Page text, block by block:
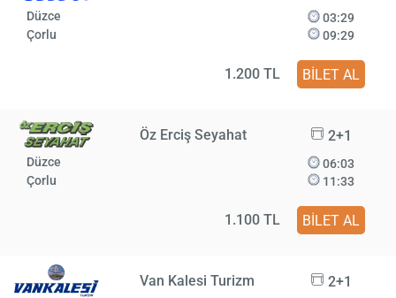
Düzce
Çorlu
03:29
09:29
1.200 TL BİLET AL
Öz Erciş Seyahat 2+1
Düzce
Çorlu
06:03
11:33
1.100 TL BİLET AL
Van Kalesi Turizm 2+1